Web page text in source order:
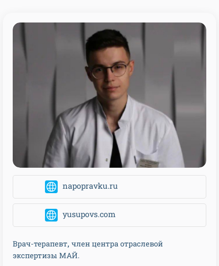
napopravku.ru
yusupovs.com
Врач-терапевт, член центра отраслевой
экспертизы МАЙ.